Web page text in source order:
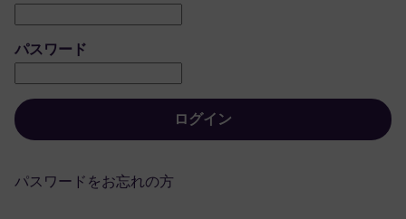
パスワード
ログイン
パスワードをお忘れの方